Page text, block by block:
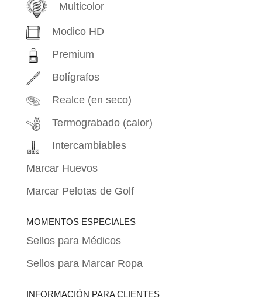
Multicolor
Modico HD
Premium
Bolígrafos
Realce (en seco)
Termograbado (calor)
Intercambiables
Marcar Huevos
Marcar Pelotas de Golf
MOMENTOS ESPECIALES
Sellos para Médicos
Sellos para Marcar Ropa
INFORMACIÓN PARA CLIENTES